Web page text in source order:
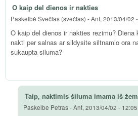
O kaip del dienos ir nakties
Paskelbė Svečias (svečias) -Ant, 2013/04/02
O kaip del dienos ir nakties rezimu?
nakti per salnas ar sildysite siltnamio ora
sukaupta siluma?
Taip, naktimis šiluma imama iš
Paskelbė Petras-Ant, 2013/04/02 - 12:05